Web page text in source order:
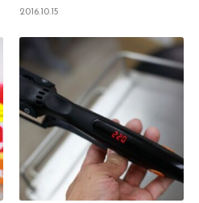
2016.10.15